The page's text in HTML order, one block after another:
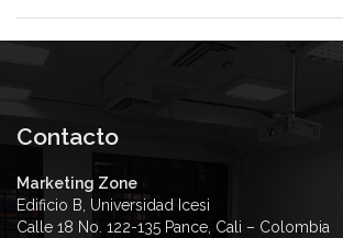
Contacto
Marketing Zone
Edificio B, Universidad Icesi
Calle 18 No. 122-135 Pance, Cali – Colombia